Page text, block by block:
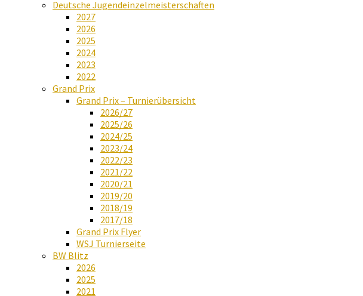
Deutsche Jugendeinzelmeisterschaften
2027
2026
2025
2024
2023
2022
Grand Prix
Grand Prix – Turnierübersicht
2026/27
2025/26
2024/25
2023/24
2022/23
2021/22
2020/21
2019/20
2018/19
2017/18
Grand Prix Flyer
WSJ Turnierseite
BW Blitz
2026
2025
2021